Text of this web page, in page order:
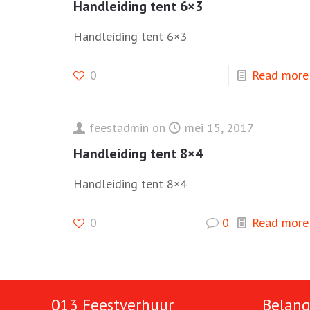
Handleiding tent 6×3
Handleiding tent 6×3
0 Read more
feestadmin on mei 15, 2017
Handleiding tent 8×4
Handleiding tent 8×4
0 0 Read more
013 Feestverhuur